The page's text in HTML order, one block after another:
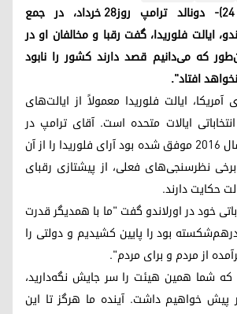
اربیل (کردستان ۲۴)- دونالد ترامپ روز۲۸ خرداد، در جمع
ایالت فلوریدا، گفت رقبا و مخالفان او در
که می‌دانیم قصد دارند کشور را نابود
افتاد".
ایالت فلوریدا معمولاً از ایالت‌های
ایالات متحده است. آقای ترامپ در
انتخابات پیشین در سال ۲۰۱۶ موفق شده بود آرای فلوریدا را از آن
نظرسنجی‌های فعلی، از پیشتازی رقبای
حکایت دارند.
خود در اورلاندو گفت "ما با همدیگر قدرت
بود را پایین کشیدیم و دولتی را
از مردم و برای مردم".
که شما همین هیئت را سر جایش نگه‌دارید،
پیش خواهیم داشت. آینده ما هرگز تا این